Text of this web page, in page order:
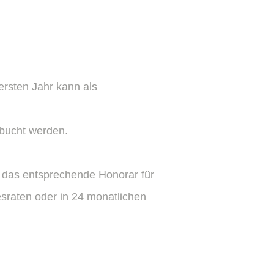
Jahr kann als
werden.
entsprechende Honorar für
oder in 24 monatlichen